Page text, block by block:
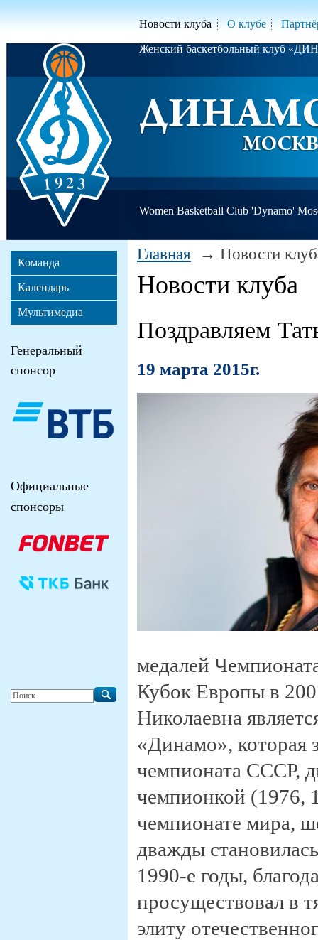
Новости клуба О клубе
Женский баскетбольный клуб
Women Basketball Club 'Dynamo'
Главная Новости
Новости клуба
Поздравляем
19 марта 2015г.
медалей
Кубок Европы в
Николаевна
«Динамо», которая
чемпионата СССР,
чемпионкой (1976,
чемпионате мира,
дважды
1990-е годы,
просуществовал в
элиту
Команда
Календарь
Мультимедиа
Генеральный
спонсор
Официальные
спонсоры